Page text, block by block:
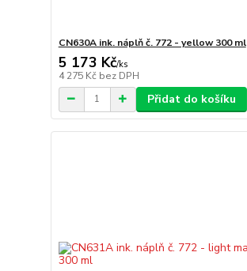
CN630A ink. náplň č. 772 - yellow 300 ml
5 173 Kč/ks
4 275 Kč bez DPH
Přidat do košíku